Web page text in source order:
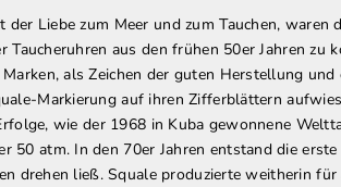
Liebe zum Meer und zum Tauchen, waren
aus den frühen 50er Jahren zu
als Zeichen der guten Herstellung und
Markierung auf ihren Zifferblättern
wie der 1968 in Kuba gewonnene
50 atm. In den 70er Jahren entstand die
drehen ließ. Squale produzierte weitherin für